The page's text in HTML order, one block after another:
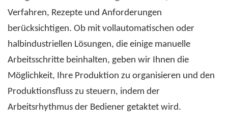
Verfahren, Rezepte und Anforderungen
berücksichtigen. Ob mit vollautomatischen oder
halbindustriellen Lösungen, die einige manuelle
Arbeitsschritte beinhalten, geben wir Ihnen die
Möglichkeit, Ihre Produktion zu organisieren und den
Produktionsfluss zu steuern, indem der
Arbeitsrhythmus der Bediener getaktet wird.